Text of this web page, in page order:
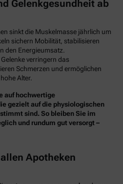
Gelenkgesundheit ab
sinkt die Muskelmasse jährlich um
sichern Mobilität, stabilisieren
den Energieumsatz.
verringern das
Schmerzen und ermöglichen
Alter.
auf hochwertige
gezielt auf die physiologischen
sind. So bleiben Sie im
und rundum gut versorgt –
Apotheken